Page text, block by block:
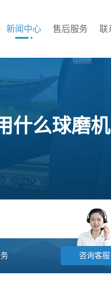
新闻中心 售后服务 联
什么球磨
咨询客服